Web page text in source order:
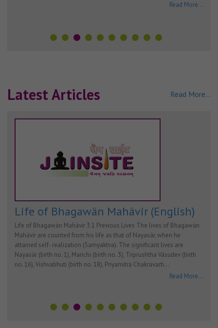
Read More...
Latest Articles Read More...
Life of Bhagawän Mahävir (English)
Life of Bhagawän Mahävir 3.1 Previous Lives The lives of Bhagawän
Mahävir are counted from his life as that of Nayasär, when he
attained self- realization (Samyaktva). The significant lives are
Nayasär (birth no. 1), Marichi (birth no. 3), Triprushtha Väsudev (birth
no. 16), Vishvabhuti (birth no. 18), Priyamitra Chakravarti…
Read More...